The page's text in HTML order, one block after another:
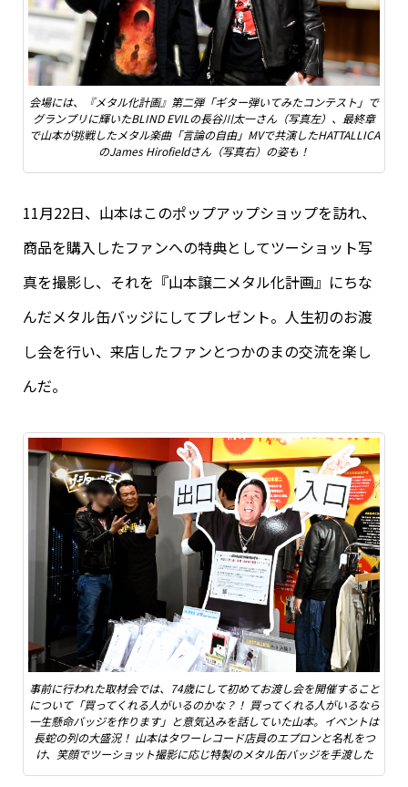
会場には、『メタル化計画』第二弾「ギター弾いてみたコンテスト」で
グランプリに輝いたBLIND EVILの長谷川太一さん（写真左）、最終章
で山本が挑戦したメタル楽曲「言論の自由」MVで共演したHATTALLICA
のJames Hirofieldさん（写真右）の姿も！
11月22日、山本はこのポップアップショップを訪れ、
商品を購入したファンへの特典としてツーショット写
真を撮影し、それを『山本譲二メタル化計画』にちな
んだメタル缶バッジにしてプレゼント。人生初のお渡
し会を行い、来店したファンとつかのまの交流を楽し
んだ。
事前に行われた取材会では、74歳にして初めてお渡し会を開催すること
について「買ってくれる人がいるのかな？！ 買ってくれる人がいるなら
一生懸命バッジを作ります」と意気込みを話していた山本。イベントは
長蛇の列の大盛況！ 山本はタワーレコード店員のエプロンと名札をつ
け、笑顔でツーショット撮影に応じ特製のメタル缶バッジを手渡した